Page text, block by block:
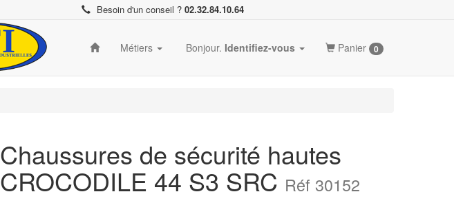
Besoin d'un conseil ? 02.32.84.10.64
Métiers Bonjour. Identifiez-vous Panier 0
Chaussures de sécurité hautes
CROCODILE 44 S3 SRC Réf 30152